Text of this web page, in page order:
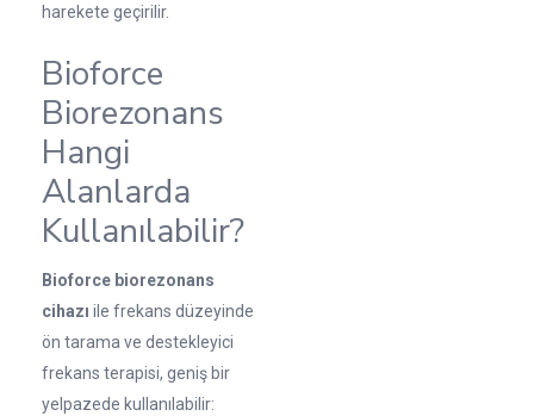
harekete geçirilir.
Bioforce
Biorezonans
Hangi
Alanlarda
Kullanılabilir?
Bioforce biorezonans
cihazı ile frekans düzeyinde
ön tarama ve destekleyici
frekans terapisi, geniş bir
yelpazede kullanılabilir: